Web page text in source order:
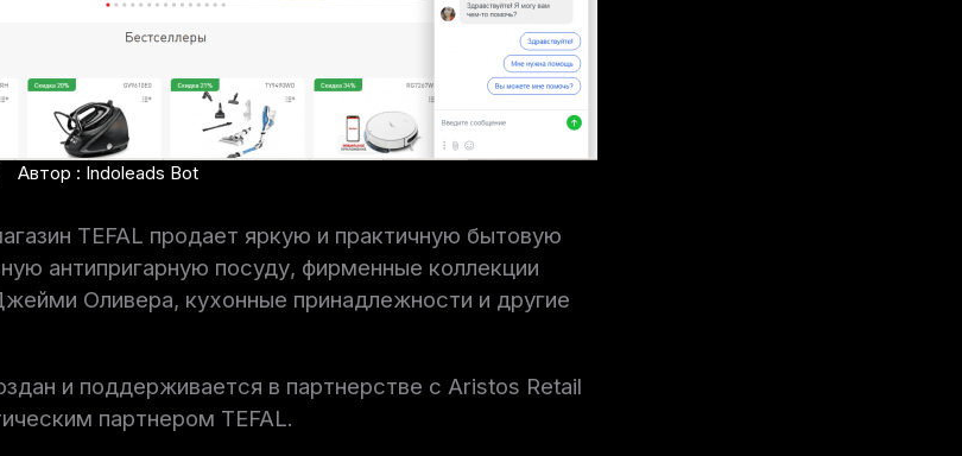
Автор : Indoleads Bot
TEFAL продает яркую и практичную бытовую
антипригарную посуду, фирменные коллекции
Оливера, кухонные принадлежности и другие
и поддерживается в партнерстве с Aristos Retail
партнером TEFAL.